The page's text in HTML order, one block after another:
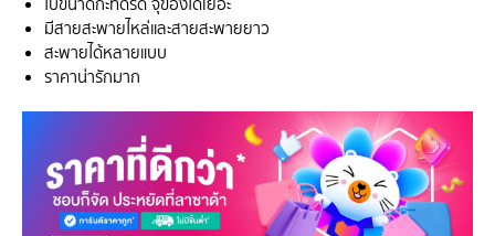
มีสายสะพายไหล่และสายสะพายยาว
สะพายได้หลายแบบ
ราคาน่ารักมาก